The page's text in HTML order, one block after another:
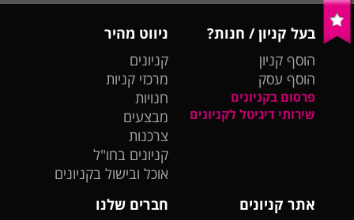
בעל קניון / חנות?
הוסף קניון
הוסף עסק
פרסום בקניונים
שירותי דיגיטל לקניונים
ניווט מהיר
קניונים
מרכזי קניות
חנויות
מבצעים
צרכנות
קניונים בחו"ל
אוכל ובישול בקניונים
אתר קניונים
חברים שלנו